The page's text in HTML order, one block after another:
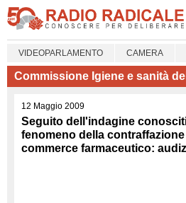
VIDEOPARLAMENTO CAMERA
Commissione Igiene e sanità
12 Maggio 2009
Seguito dell'indagine
fenomeno della
commerce farmaceutico: